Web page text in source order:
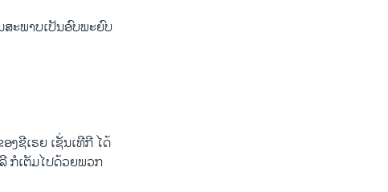
ສະພາບເປັນອົບພະຍົບ
ງຊີເຣຍ ເຊັ່ນເທີກີ ໄດ້
ກໍເຕັມໄປດ້ວຍພວກ